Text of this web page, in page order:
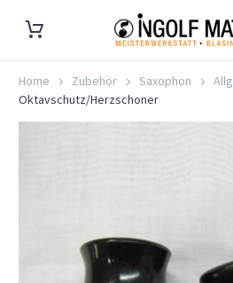
Home Zubehör Saxophon
Oktavschutz/Herzschoner